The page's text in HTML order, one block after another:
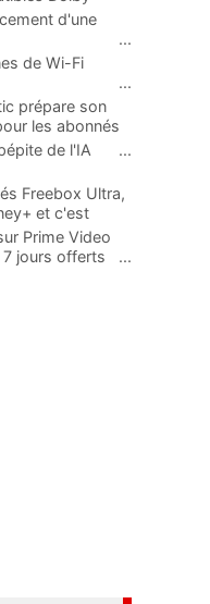
d'une
...
de Wi-Fi
...
prépare son
les abonnés
de l'IA ...
Freebox Ultra,
et c'est
Prime Video
jours offerts
...